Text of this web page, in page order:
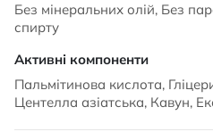
Без мінеральних олій, Без
спирту
Пальмітинова кислота,
Центелла азіатська, Кавун,